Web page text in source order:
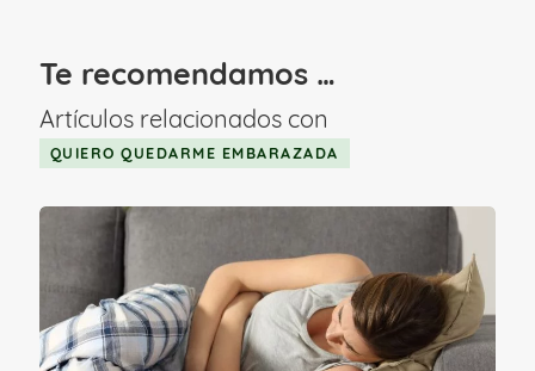
Te recomendamos …
Artículos relacionados con
QUIERO QUEDARME EMBARAZADA